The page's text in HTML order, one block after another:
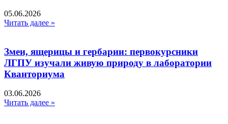
05.06.2026
Читать далее »
Змеи, ящерицы и гербарии: первокурсники
ЛГПУ изучали живую природу в лаборатории
Кванториума
03.06.2026
Читать далее »